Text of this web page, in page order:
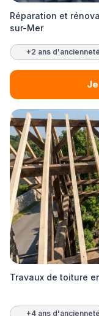
Réparation et
sur-Mer
+2 ans d'ancienneté
Travaux de toiture
+4 ans d'ancienneté